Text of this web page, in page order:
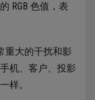
RGB 色值，表
重大的干扰和影
机、客户、投影
样。